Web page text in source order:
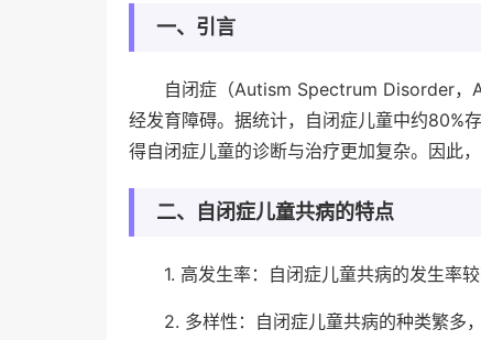
一、引言
自闭症（Autism Spectrum Disorder，
经发育障碍。据统计，自闭症儿童中约80%
得自闭症儿童的诊断与治疗更加复杂。因此
二、自闭症儿童共病的特点
1. 高发生率：自闭症儿童共病的发生率
2. 多样性：自闭症儿童共病的种类繁多